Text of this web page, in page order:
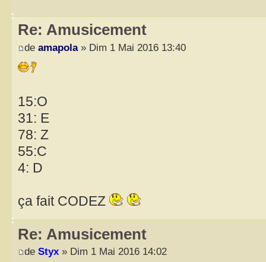
Re: Amusicement
de amapola» Dim 1 Mai 2016 13:40
15:O
31: E
78: Z
55:C
4: D
ça fait CODEZ
Re: Amusicement
de Styx » Dim 1 Mai 2016 14:02